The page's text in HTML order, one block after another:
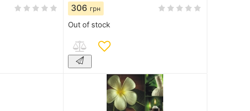
306 грн
Out of stock